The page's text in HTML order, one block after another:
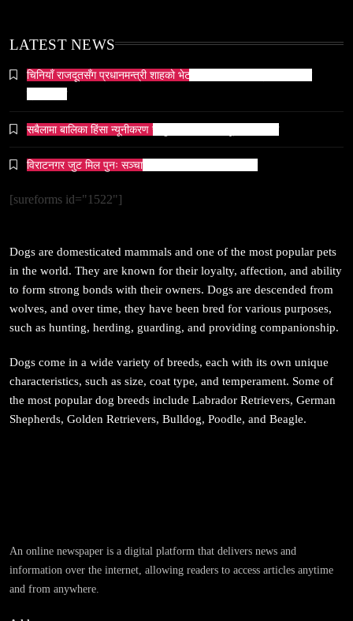
समाज-संस्कृति
ओली र लेखक पक्राउ परेपछि गृहमन्त्रीको प्रतिक्रिया ‘यो
सम्पदा
जनकपुर सहित तराई मधेसका विभिन्न स्थानहरूमा पर्व छठ
LATEST NEWS
चिनियाँ राजदूतसँग प्रधानमन्त्री शाहको भेटवार्ता, सम्बन्ध थप प्रगाढ बनाउने
सबैलामा बालिका हिंसा न्यूनीकरण र सुरक्षाबारे सचेतनामूलक छलफल
विराटनगर जुट मिल पुनः सञ्चालन गर्न अध्ययन कार्यदल गठन
[sureforms id="1522"]
Dogs are domesticated mammals and one of the most popular pets
in the world. They are known for their loyalty, affection, and ability
to form strong bonds with their owners. Dogs are descended from
wolves, and over time, they have been bred for various purposes,
such as hunting, herding, guarding, and providing companionship.
Dogs come in a wide variety of breeds, each with its own unique
characteristics, such as size, coat type, and temperament. Some of
the most popular dog breeds include Labrador Retrievers, German
Shepherds, Golden Retrievers, Bulldog, Poodle, and Beagle.
An online newspaper is a digital platform that delivers news and
information over the internet, allowing readers to access articles anytime
and from anywhere.